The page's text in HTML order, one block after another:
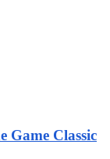
Game Classic